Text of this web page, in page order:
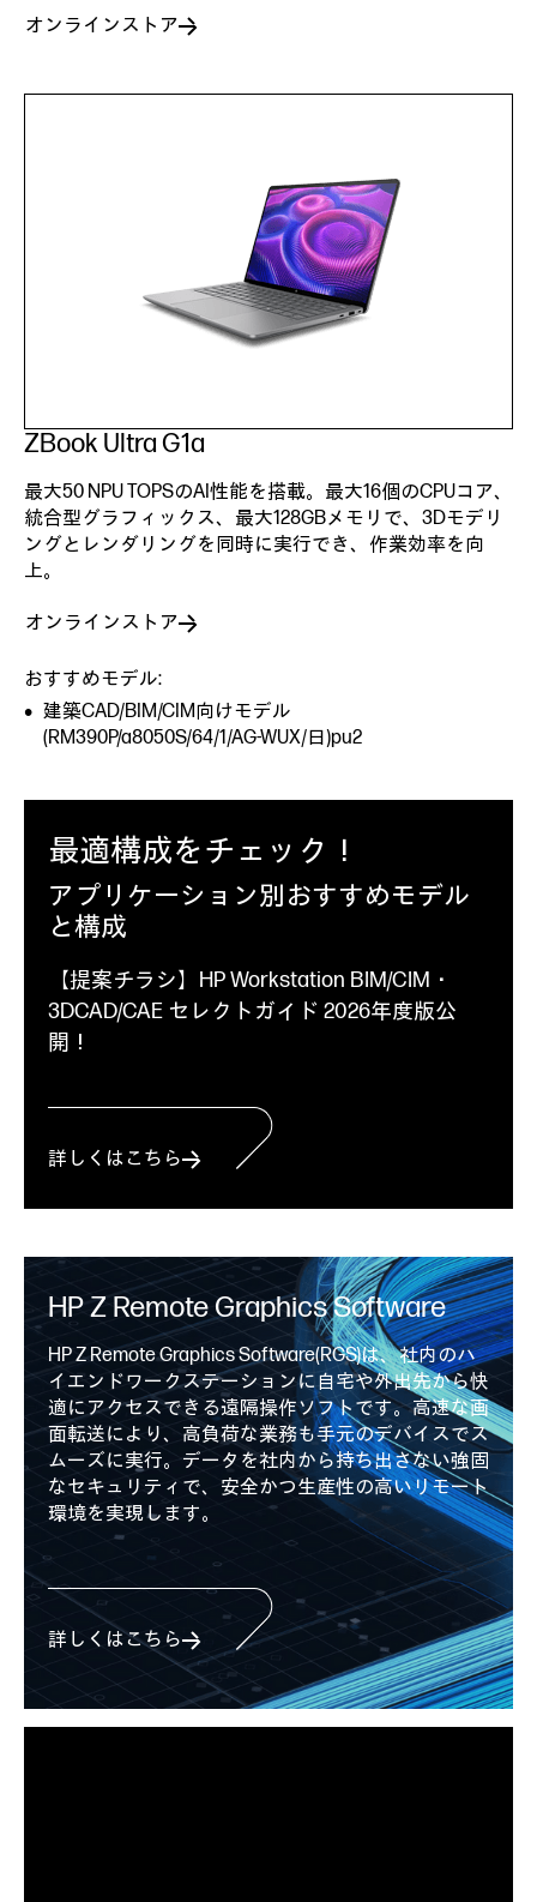
オンラインストア
ZBook Ultra G1a
最大50 NPU TOPSのAI性能を搭載。最大16個のCPUコア、
統合型グラフィックス、最大128GBメモリで、3Dモデリ
ングとレンダリングを同時に実行でき、作業効率を向
上。
オンラインストア
おすすめモデル:
建築CAD/BIM/CIM向けモデル
(RM390P/a8050S/64/1/AG-WUX/日)pu2
最適構成をチェック！
アプリケーション別おすすめモデル
と構成
【提案チラシ】HP Workstation BIM/CIM・
3DCAD/CAE セレクトガイド 2026年度版公
開！
詳しくはこちら
HP Z Remote Graphics Software
HP Z Remote Graphics Software(RGS)は、社内のハ
イエンドワークステーションに自宅や外出先から快
適にアクセスできる遠隔操作ソフトです。高速な画
面転送により、高負荷な業務も手元のデバイスでス
ムーズに実行。データを社内から持ち出さない強固
なセキュリティで、安全かつ生産性の高いリモート
環境を実現します。
詳しくはこちら